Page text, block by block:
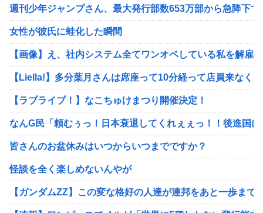
週刊少年ジャンプさん、最大発行部数653万部から急降下
女性が彼氏に蛙化した瞬間
【画像】え、社内システム全てワンオペしている私を解雇
【Liella!】多分葉月さんは席座って10分経って店員来なく
【ラブライブ！】なこちゅけまつり開催決定！
なんG民「頼むぅっ！日本衰退してくれぇぇっ！！後進国
皆さんのお盆休みはいつからいつまでですか？
怪談を全く楽しめないんやが
【ガンダムZZ】この変な格好の人達が連邦をあと一歩まで